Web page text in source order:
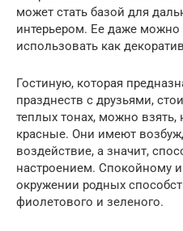
может стать базой для
интерьером. Ее даже можно
использовать как
Гостиную, которая
празднеств с друзьями,
теплых тонах, можно
красные. Они имеют
воздействие, а значит,
настроением. Спокойному
окружении родных
фиолетового и зеленого.